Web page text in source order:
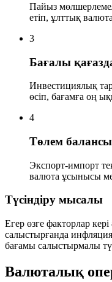
Пайыз
етіп, ұлттық
3
Бағалы
Инвестициялық
өсіп, бағамға оң
4
Төлем
Экспорт-импорт
валюта ұсынысы
Түсіндіру мысалы
Егер өзге факторлар
салыстырғанда
бағамы салыстырмалы
Валюталық